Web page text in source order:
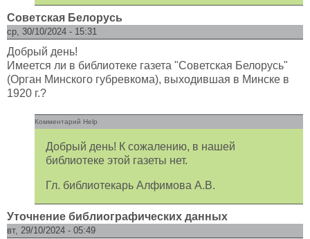
Советская Белорусь
ср, 30/10/2024 - 15:31
Добрый день!
Имеется ли в библиотеке газета "Советская Белорусь"
(Орган Минского губревкома), выходившая в Минске в
1920 г.?
Комментарий Help
Добрый день! К сожалению, в нашей
библиотеке этой газеты нет.
Гл. библиотекарь Алфимова А.В.
Уточнение библиографических данных
вт, 29/10/2024 - 05:49